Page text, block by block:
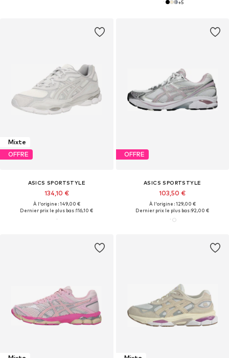
+5
Mixte
OFFRE
ASICS SPORTSTYLE
134,10 €
À l'origine : 149,00 €
Dernier prix le plus bas :116,10 €
OFFRE
ASICS SPORTSTYLE
103,50 €
À l'origine : 129,00 €
Dernier prix le plus bas :92,00 €